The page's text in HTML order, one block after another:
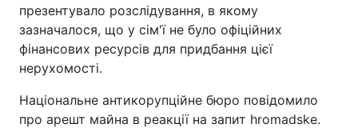
презентувало розслідування, в якому
зазначалося, що у сім'ї не було офіційних
фінансових ресурсів для придбання цієї
нерухомості.
Національне антикорупційне бюро повідомило
про арешт майна в реакції на запит hromadske.